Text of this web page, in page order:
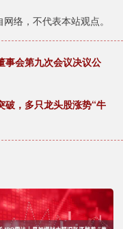
络，不代表本站观点。
事会第九次会议决议公
破，多只龙头股涨势“牛